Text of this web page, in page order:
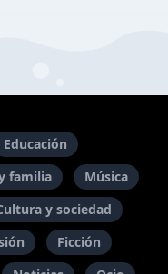
Educación
familia
Música
y sociedad
Ficción